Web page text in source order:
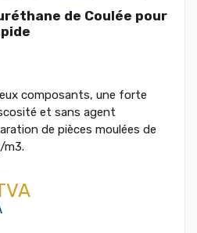
de Coulée pour
composants, une forte
et sans agent
de pièces moulées de
m3.